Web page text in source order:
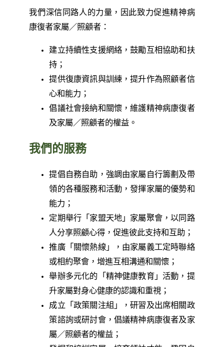
我們深信同路人的力量，因此致力促進精神病
康復者家屬／照顧者：
建立持續性支援網絡，鼓勵互相協助和扶
持；
提供復康資訊與訓練，提升作為照顧者信
心和能力；
倡議社會接納和關懷，維護精神病康復者
及家屬／照顧者的權益。
我們的服務
提倡自務自助，強調由家屬自行籌劃及帶
領的各種服務和活動，發揮家屬的優勢和
能力；
定期舉行「家盟天地」家屬聚會，以同路
人分享照顧心得，促進彼此支持和互助；
推廣「關懷熱線」，由家屬義工定時聯絡
或相約聚會，增進互相溝通和關懷；
舉辦多元化的「精神健康教育」活動，提
升家屬對身心健康的認識和重視；
成立「政策關注組」，研習及出席相關政
策諮詢或研討會，倡議精神病康復者及家
屬／照顧者的權益；